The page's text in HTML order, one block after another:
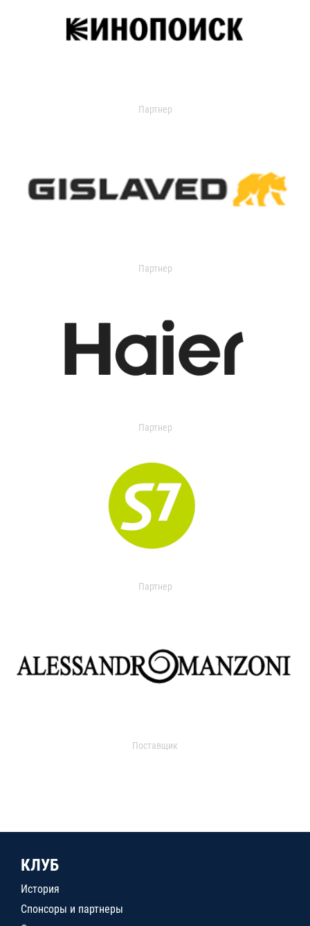
Партнер
Партнер
Партнер
Партнер
Поставщик
КЛУБ
История
Спонсоры и партнеры